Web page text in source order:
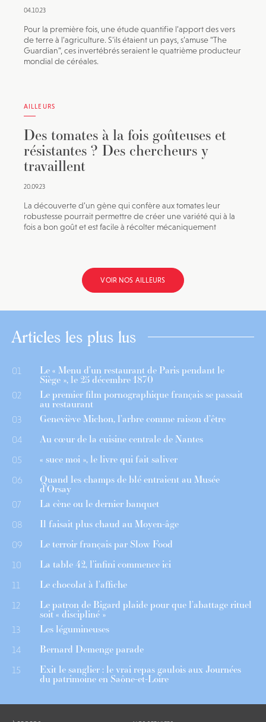
04.10.23
Pour la première fois, une étude quantifie l’apport des vers
de terre à l’agriculture. S’ils étaient un pays, s’amuse “The
Guardian”, ces invertébrés seraient le quatrième producteur
mondial de céréales.
AILLEURS
Des tomates à la fois goûteuses et
résistantes ? Des chercheurs y
travaillent
20.09.23
La découverte d’un gène qui confère aux tomates leur
robustesse pourrait permettre de créer une variété qui à la
fois a bon goût et est facile à récolter mécaniquement
VOIR NOS AILLEURS
Articles les plus lus
01 Le « Menu d’un restaurant de Paris pendant le
Siège », le 25 décembre 1870
02 Le premier film pornographique français se passait
au restaurant
03 Geneviève Michon, l’arbre comme raison d’être
04 Au cœur de la cuisine centrale de Nantes
05 « suce moi », le livre qui fait saliver
06 Quand les champs de blé entraient au Musée
d’Orsay
07 La cène ou le dernier banquet
08 Il faisait plus chaud au Moyen-âge
09 Le terroir français par Slow Food
10 La table 42, l’infini commence ici
11 Le chocolat à l’affiche
12 Le patron de Bigard plaide pour que l’abattage rituel
soit « discipliné »
13 Les légumineuses
14 Bernard Demenge parade
15 Exit le sanglier : le vrai repas gaulois aux Journées
du patrimoine en Saône-et-Loire